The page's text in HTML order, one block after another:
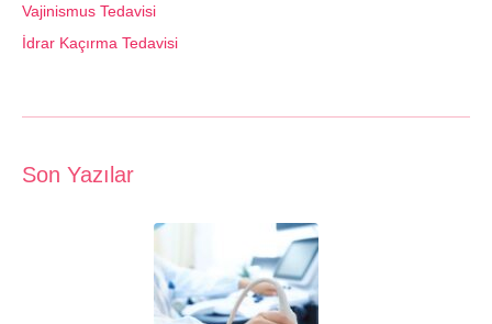
Vajinismus Tedavisi
İdrar Kaçırma Tedavisi
Son Yazılar